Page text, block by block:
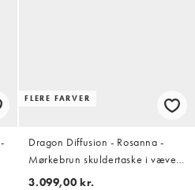
FLERE FARVER
Dragon Diffusion - Rosanna -
Mørkebrun skuldertaske i vævet
læder
3.099,00 kr.